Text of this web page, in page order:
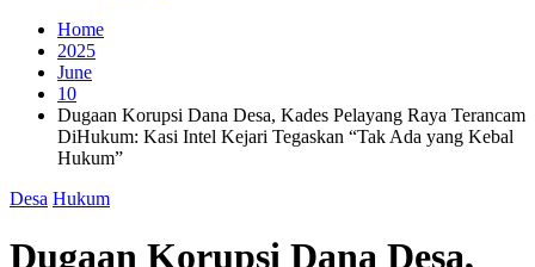
Home
2025
June
10
Dugaan Korupsi Dana Desa, Kades Pelayang Raya Terancam
DiHukum: Kasi Intel Kejari Tegaskan “Tak Ada yang Kebal
Hukum”
Desa Hukum
Dugaan Korupsi Dana Desa,